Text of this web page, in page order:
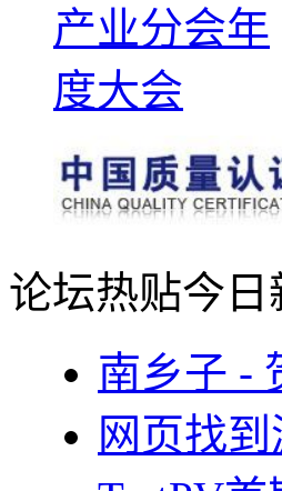
论坛热贴今日
南乡子 -
网页找